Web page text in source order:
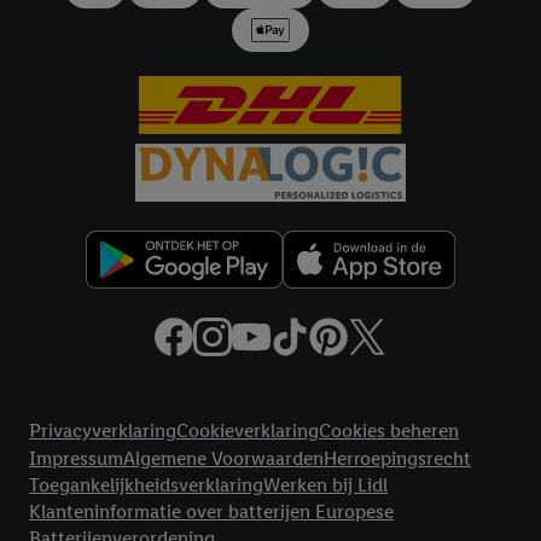
PrivacyverklaringCookieverklaringCookies beheren
ImpressumAlgemene VoorwaardenHerroepingsrecht
ToegankelijkheidsverklaringWerken bij Lidl
Klanteninformatie over batterijen Europese
door Criteo S.A. aan jou zijn toegewezen.
advertenties worden weergegeven voor producten waarin je
eerder interesse hebt getoond (bijvoorbeeld door het product
in een winkelmandje van een online winkel te plaatsen maar het
niet te kopen). De retargeting advertenties kunnen op
verschillende eindapparaten en binnen verschillende Lidl-
diensten worden weergegeven, als verschillende eindapparaten
en Lidl-diensten, met behulp van jouw gehashte e-mailadres en
met eventuele andere identifiers of met identifiers waarover
Criteo S.A. beschikt, aan jou kunnen worden toegewezen.
Onder "Aanpassen" kun je aangeven met welke cookies en
gegevensverwerking.
Door te klikken op "Weigeren", kies je voor de optie dat er enkel
technisch noodzakelijke cookies en vergelijkbare technieken
worden gebruikt.